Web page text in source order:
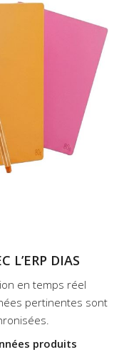
L’ERP DIAS
en temps réel
pertinentes sont
produits